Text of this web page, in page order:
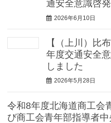
通安全意識啓
2026年6月10日
【（上川）比
年度交通安全
しました
2026年5月28日
令和8年度北海道商工会
び商工会青年部指導者